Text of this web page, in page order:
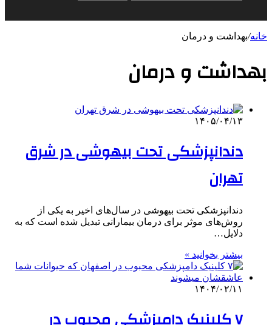
خانه/بهداشت و درمان
بهداشت و درمان
۱۴۰۵/۰۴/۱۳
دندانپزشکی تحت بیهوشی در شرق
تهران
دندانپزشکی تحت بیهوشی در سال‌های اخیر به یکی از
روش‌های موثر برای درمان بیمارانی تبدیل شده است که به
دلایل…
بیشتر بخوانید »
۱۴۰۴/۰۲/۱۱